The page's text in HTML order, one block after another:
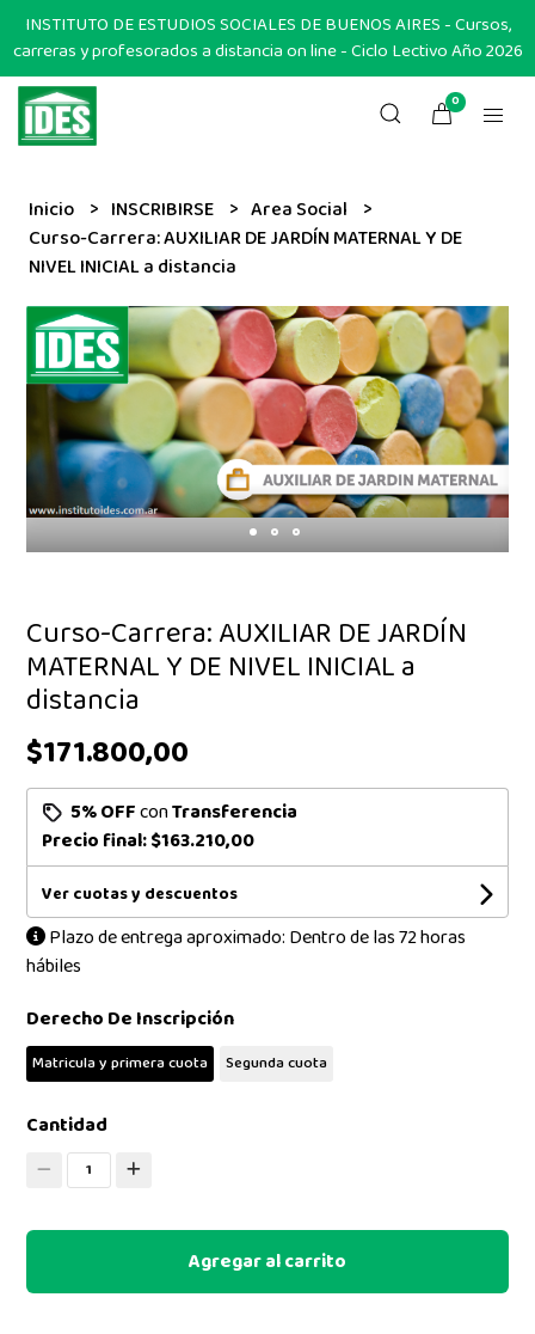
INSTITUTO DE ESTUDIOS SOCIALES DE BUENOS AIRES - Cursos,
carreras y profesorados a distancia on line - Ciclo Lectivo Año 2026
0
Inicio INSCRIBIRSE
Area Social
Curso-Carrera: AUXILIAR DE JARDÍN MATERNAL Y DE
NIVEL INICIAL a distancia
Curso-Carrera: AUXILIAR DE JARDÍN
MATERNAL Y DE NIVEL INICIAL a
distancia
$171.800,00
5% OFFconTransferencia
Precio final:$163.210,00
Ver cuotas y descuentos
Plazo de entrega aproximado: Dentro de las 72 horas
hábiles
Derecho De Inscripción
Matricula y primera cuota Segunda cuota
Cantidad
1
Agregar al carrito